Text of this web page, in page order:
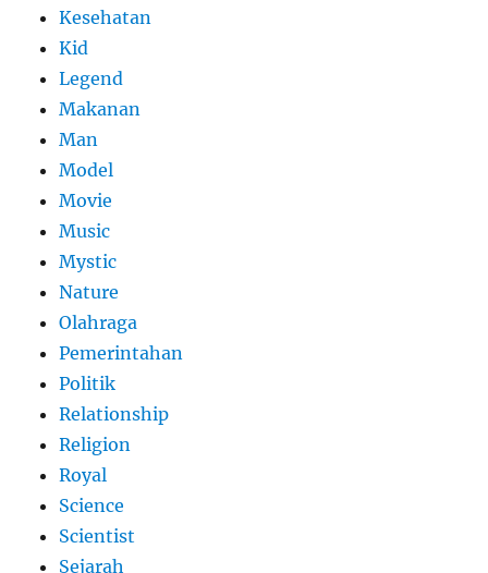
Kesehatan
Kid
Legend
Makanan
Man
Model
Movie
Music
Mystic
Nature
Olahraga
Pemerintahan
Politik
Relationship
Religion
Royal
Science
Scientist
Sejarah